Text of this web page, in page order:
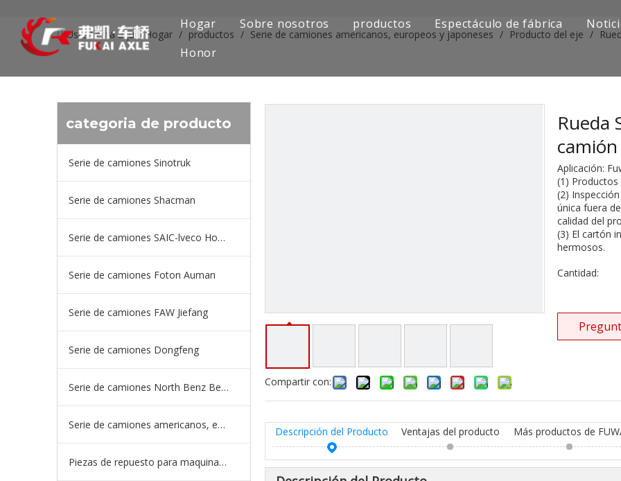
Hogar Sobre nosotros productos
Serie de camiones SAIC-lveco Hongyan
Serie de camiones europea y japonesa
Piezas de repuesto para maquinaria de
Espectáculo de fábrica
Honor
Usted está aquí: Hogar / productos / Serie de camiones americanos, europeos y japoneses / Producto del eje /
categoria de producto
Serie de camiones Sinotruk
Serie de camiones Shacman
Serie de camiones SAIC-lveco Hongyan
Serie de camiones Foton Auman
Serie de camiones FAW Jiefang
Serie de camiones Dongfeng
Serie de camiones North Benz Beiben
Serie de camiones americanos, europeos y japoneses
Piezas de repuesto para maquinaria de ingeniería de camiones mineros
Compartir con:
Rueda
Aplicación:
(1)
(2)
única fuera
calidad del
(3) El cartón
hermosos.
Cantidad:
Descripción del Producto Ventajas del producto Más productos de